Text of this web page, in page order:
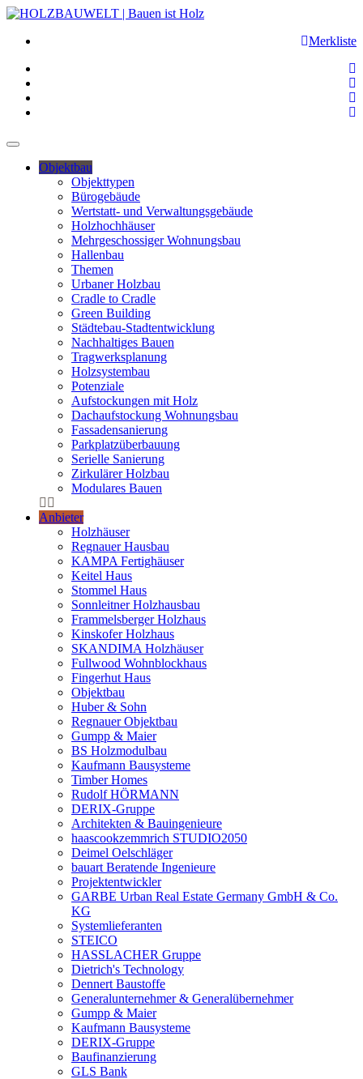
Merkliste
Objektbau
Objekttypen
Bürogebäude
Wertstatt- und Verwaltungsgebäude
Holzhochhäuser
Mehrgeschossiger Wohnungsbau
Hallenbau
Themen
Urbaner Holzbau
Cradle to Cradle
Green Building
Städtebau-Stadtentwicklung
Nachhaltiges Bauen
Tragwerksplanung
Holzsystembau
Potenziale
Aufstockungen mit Holz
Dachaufstockung Wohnungsbau
Fassadensanierung
Parkplatzüberbauung
Serielle Sanierung
Zirkulärer Holzbau
Modulares Bauen
Anbieter
Holzhäuser
Regnauer Hausbau
KAMPA Fertighäuser
Keitel Haus
Stommel Haus
Sonnleitner Holzhausbau
Frammelsberger Holzhaus
Kinskofer Holzhaus
SKANDIMA Holzhäuser
Fullwood Wohnblockhaus
Fingerhut Haus
Objektbau
Huber & Sohn
Regnauer Objektbau
Gumpp & Maier
BS Holzmodulbau
Kaufmann Bausysteme
Timber Homes
Rudolf HÖRMANN
DERIX-Gruppe
Architekten & Bauingenieure
haascookzemmrich STUDIO2050
Deimel Oelschläger
bauart Beratende Ingenieure
Projektentwickler
GARBE Urban Real Estate Germany GmbH & Co.
KG
Systemlieferanten
STEICO
HASSLACHER Gruppe
Dietrich's Technology
Dennert Baustoffe
Generalunternehmer & Generalübernehmer
Gumpp & Maier
Kaufmann Bausysteme
DERIX-Gruppe
Baufinanzierung
GLS Bank